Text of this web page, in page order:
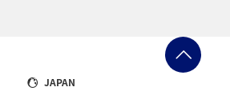
JAPAN